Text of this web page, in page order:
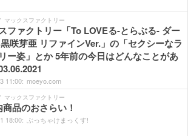
マックスファクトリー
ファクトリー「To LOVEる-とらぶる- ダー
咲芽亜 リファインVer.」の「セクシーなラ
ー姿」とか 5年前の今日はどんなことがあ
11:00: moeyo.com
マックスファクトリー
品のおさらい！
18:00: ぶっちゃけまっくす!